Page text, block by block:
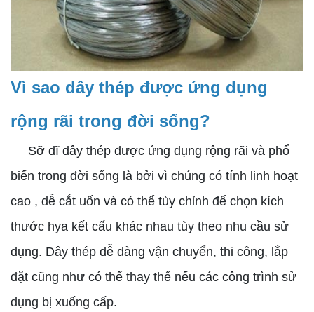
Vì sao dây thép được ứng dụng
rộng rãi trong đời sống?
Sỡ dĩ dây thép được ứng dụng rộng rãi và phổ
biến trong đời sống là bởi vì chúng có tính linh hoạt
cao , dễ cắt uốn và có thể tùy chỉnh để chọn kích
thước hya kết cấu khác nhau tùy theo nhu cầu sử
dụng. Dây thép dễ dàng vận chuyển, thi công, lắp
đặt cũng như có thể thay thế nếu các công trình sử
dụng bị xuống cấp.